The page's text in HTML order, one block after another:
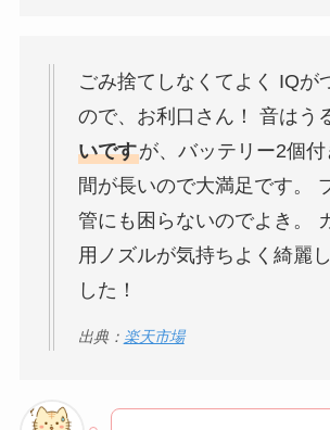
ごみ捨てしなくてよく IQが
ので、お利口さん！ 音はう
いですが、バッテリー2個
間が長いので大満足です。
管にも困らないのでよき。
用ノズルが気持ちよく綺麗
した！
出典： 楽天市場